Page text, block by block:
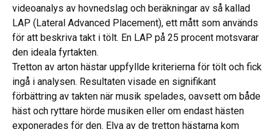
videoanalys av hovnedslag och beräkningar av så kallad
LAP (Lateral Advanced Placement), ett mått som används
för att beskriva takt i tölt. En LAP på 25 procent motsvarar
den ideala fyrtakten.
Tretton av arton hästar uppfyllde kriterierna för tölt och fick
ingå i analysen. Resultaten visade en signifikant
förbättring av takten när musik spelades, oavsett om både
häst och ryttare hörde musiken eller om endast hästen
exponerades för den. Elva av de tretton hästarna kom